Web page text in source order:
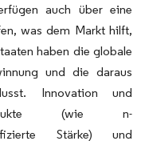
auch über eine
was dem Markt hilft,
haben die globale
und die daraus
Innovation und
(wie n-
Stärke) und